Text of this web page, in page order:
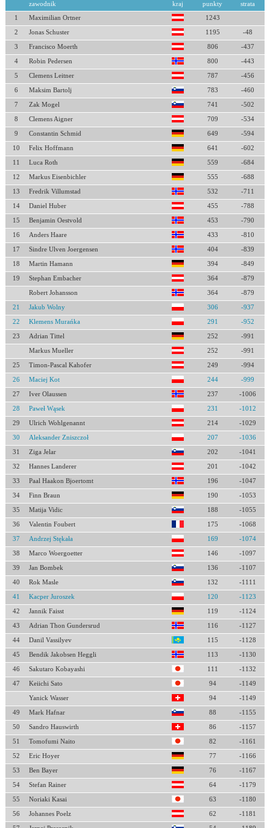
zawodnik kraj punkty strata
1 Maximilian Ortner 1243
2 Jonas Schuster 1195 -48
3 Francisco Moerth 806 -437
4 Robin Pedersen 800 -443
5 Clemens Leitner 787 -456
6 Maksim Bartolj 783 -460
7 Zak Mogel 741 -502
8 Clemens Aigner 709 -534
9 Constantin Schmid 649 -594
10 Felix Hoffmann 641 -602
11 Luca Roth 559 -684
12 Markus Eisenbichler 555 -688
13 Fredrik Villumstad 532 -711
14 Daniel Huber 455 -788
15 Benjamin Oestvold 453 -790
16 Anders Haare 433 -810
17 Sindre Ulven Joergensen 404 -839
18 Martin Hamann 394 -849
19 Stephan Embacher 364 -879
Robert Johansson 364 -879
21 Jakub Wolny 306 -937
22 Klemens Murańka 291 -952
23 Adrian Tittel 252 -991
Markus Mueller 252 -991
25 Timon-Pascal Kahofer 249 -994
26 Maciej Kot 244 -999
27 Iver Olaussen 237 -1006
28 Paweł Wąsek 231 -1012
29 Ulrich Wohlgenannt 214 -1029
30 Aleksander Zniszczoł 207 -1036
31 Ziga Jelar 202 -1041
32 Hannes Landerer 201 -1042
33 Paal Haakon Bjoertomt 196 -1047
34 Finn Braun 190 -1053
35 Matija Vidic 188 -1055
36 Valentin Foubert 175 -1068
37 Andrzej Stękała 169 -1074
38 Marco Woergoetter 146 -1097
39 Jan Bombek 136 -1107
40 Rok Masle 132 -1111
41 Kacper Juroszek 120 -1123
42 Jannik Faisst 119 -1124
43 Adrian Thon Gundersrud 116 -1127
44 Danil Vassilyev 115 -1128
45 Bendik Jakobsen Heggli 113 -1130
46 Sakutaro Kobayashi 111 -1132
47 Keiichi Sato 94 -1149
Yanick Wasser 94 -1149
49 Mark Hafnar 88 -1155
50 Sandro Hauswirth 86 -1157
51 Tomofumi Naito 82 -1161
52 Eric Hoyer 77 -1166
53 Ben Bayer 76 -1167
54 Stefan Rainer 64 -1179
55 Noriaki Kasai 63 -1180
56 Johannes Poelz 62 -1181